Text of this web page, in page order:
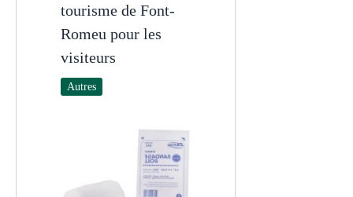
tourisme de Font-
Romeu pour les
visiteurs
Autres